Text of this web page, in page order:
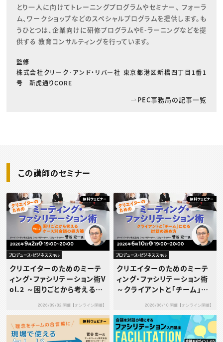
とり一人に向けてトレーニングプログラムやセミナー、 フォーラ
ム、ワークショップなどのスペシャルプログラムを提供します。も
うひとつは、企業向けに研修プログラムやE-ラーニングなどを提
供する 教育コンサルティングを行っています。
監修
株式会社クリーク･アンド・リバー社 東京都港区新橋四丁目1番1
号 新虎通りCORE
PEC事務局の記事一覧
この講師のセミナー
プロデュース・ビジネススキル
クリエイターのためのミーテ
ィング・ファシリテーション術V
ol.2 ～困りごとから考えるケ
2026/09/02 開催【オンライン開催】
プロデュース・ビジネススキル
クリエイターのためのミーテ
ィング・ファシリテーション術
～クライアントと「チーム」に
2026/06/10 開催【オンライン開催】